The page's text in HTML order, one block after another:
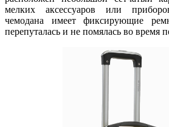
мелких аксессуаров или
чемодана имеет фиксирующие
перепуталась и не помялась во время